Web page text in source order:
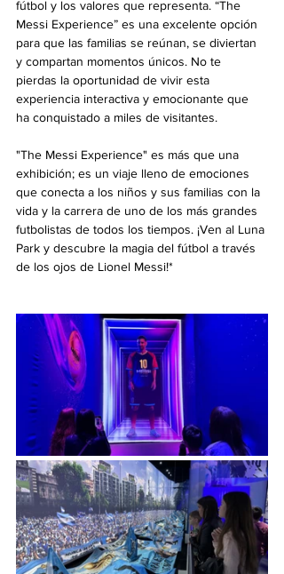
fútbol y los valores que representa. “The
Messi Experience” es una excelente opción
para que las familias se reúnan, se diviertan
y compartan momentos únicos. No te
pierdas la oportunidad de vivir esta
experiencia interactiva y emocionante que
ha conquistado a miles de visitantes.
"The Messi Experience" es más que una
exhibición; es un viaje lleno de emociones
que conecta a los niños y sus familias con la
vida y la carrera de uno de los más grandes
futbolistas de todos los tiempos. ¡Ven al Luna
Park y descubre la magia del fútbol a través
de los ojos de Lionel Messi!*